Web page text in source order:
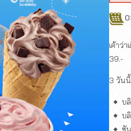
เค้าว่
39.-
3 วัน
บ
บ
ซั